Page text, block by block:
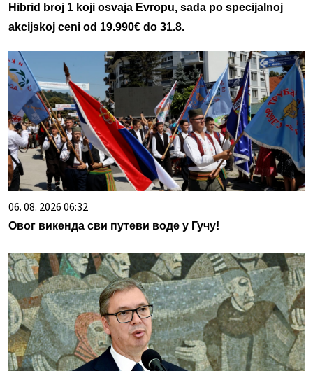
Hibrid broj 1 koji osvaja Evropu, sada po specijalnoj
akcijskoj ceni od 19.990€ do 31.8.
06. 08. 2026 06:32
Овог викенда сви путеви воде у Гучу!